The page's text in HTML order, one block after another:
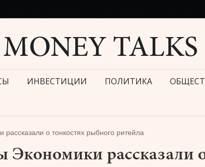
ИНВЕСТИЦИИ ПОЛИТИКА
о тонкостях рыбного ритейла
рассказали